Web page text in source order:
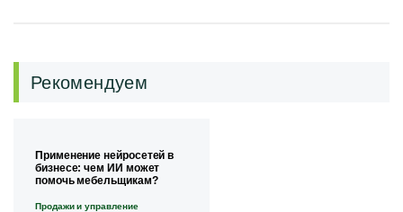
Рекомендуем
Применение нейросетей в
бизнесе: чем ИИ может
помочь мебельщикам?
Продажи и управление